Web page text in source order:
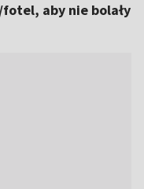
aby nie bolały